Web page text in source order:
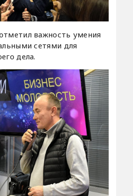
важность умения
сетями для
дела.